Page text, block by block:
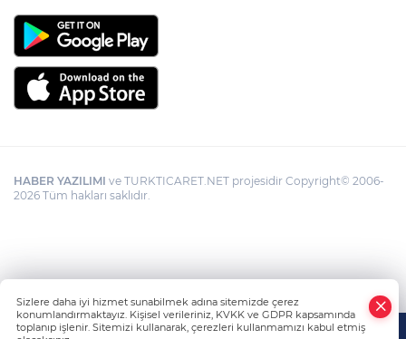
HABER YAZILIMI ve TURKTICARET.NET projesidir Copyright© 2006-
2026 Tüm hakları saklıdır.
Sizlere daha iyi hizmet sunabilmek adına sitemizde çerez
konumlandırmaktayız. Kişisel verileriniz, KVKK ve GDPR kapsamında
toplanıp işlenir. Sitemizi kullanarak, çerezleri kullanmamızı kabul etmiş